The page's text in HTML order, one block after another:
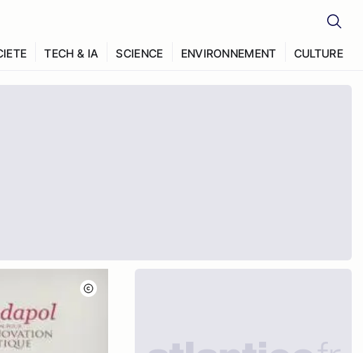
TECH & IA SCIENCE ENVIRONNEMENT CULTURE